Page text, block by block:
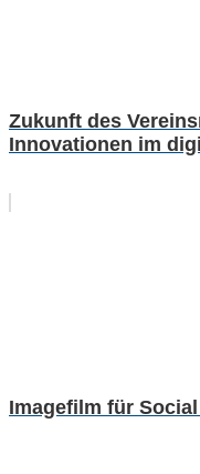
Zukunft des
Innovationen im
Imagefilm für